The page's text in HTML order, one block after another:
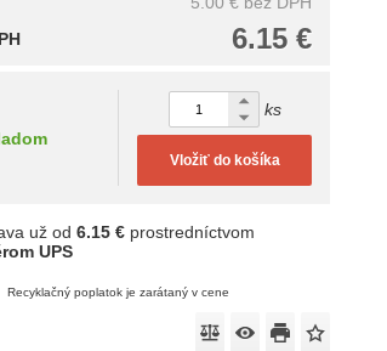
6.15 €
ks
Vložiť do košíka
už od 6.15 € prostredníctvom
UPS
Recyklačný poplatok je zarátaný v cene